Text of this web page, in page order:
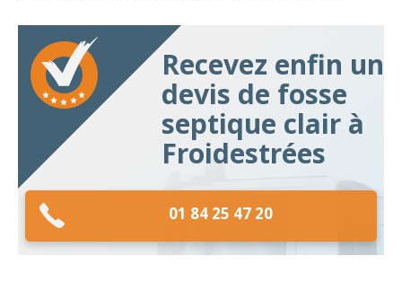
Recevez enfin un
devis de fosse
septique clair à
Froidestrées
01 84 25 47 20